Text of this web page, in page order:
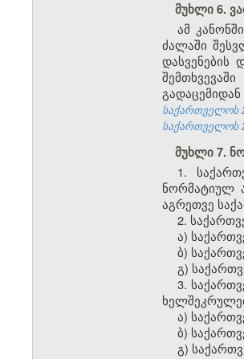
მუხლი 6.
ამ კანონში
ძალაში
დასვენების
შემთხვევაში
გადაცემიდან
საქართველოს
საქართველოს
მუხლი 7.
1.
ნორმატიულ
აგრეთვე
2.
ა)
ბ)
გ)
3.
ა)
ბ)
გ)